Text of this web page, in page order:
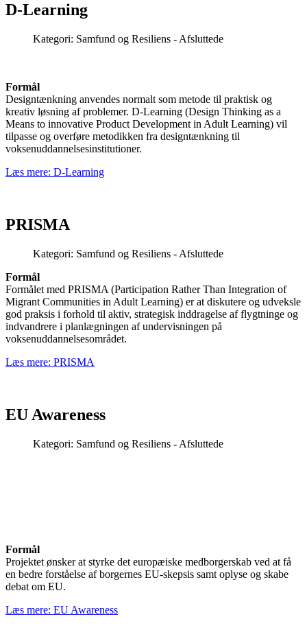
D-Learning
Kategori: Samfund og Resiliens - Afsluttede
Formål
Designtænkning anvendes normalt som metode til praktisk og
kreativ løsning af problemer. D-Learning (Design Thinking as a
Means to innovative Product Development in Adult Learning) vil
tilpasse og overføre metodikken fra designtænkning til
voksenuddannelsesinstitutioner.
Læs mere: D-Learning
PRISMA
Kategori: Samfund og Resiliens - Afsluttede
Formål
Formålet med PRISMA (Participation Rather Than Integration of
Migrant Communities in Adult Learning) er at diskutere og udveksle
god praksis i forhold til aktiv, strategisk inddragelse af flygtninge og
indvandrere i planlægningen af undervisningen på
voksenuddannelsesområdet.
Læs mere: PRISMA
EU Awareness
Kategori: Samfund og Resiliens - Afsluttede
Formål
Projektet ønsker at styrke det europæiske medborgerskab ved at få
en bedre forståelse af borgernes EU-skepsis samt oplyse og skabe
debat om EU.
Læs mere: EU Awareness